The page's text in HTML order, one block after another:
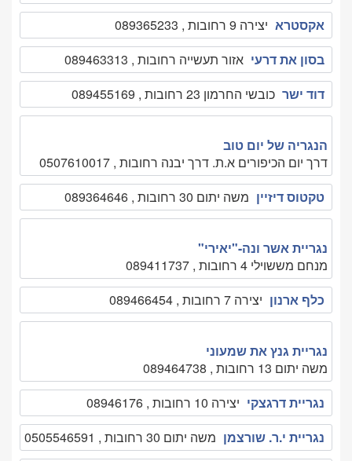
אקסטרא יצירה 9 רחובות , 089365233
בסון את דרעי אזור תעשייה רחובות , 089463313
דוד ישר כובשי החרמון 23 רחובות , 089455169
הנגריה של יום טוב
דרך יום הכיפורים א.ת. דרך יבנה רחובות , 0507610017
טקטוס דיזיין משה יתום 30 רחובות , 089364646
נגריית אשר ונה-"יאירי"
מנחם מששוילי 4 רחובות , 089411737
כלף ארנון יצירה 7 רחובות , 089466454
נגריית גנץ את שמעוני
משה יתום 13 רחובות , 089464738
נגריית דרגצקי יצירה 10 רחובות , 08946176
נגריית י.ר. שורצמן משה יתום 30 רחובות , 0505546591